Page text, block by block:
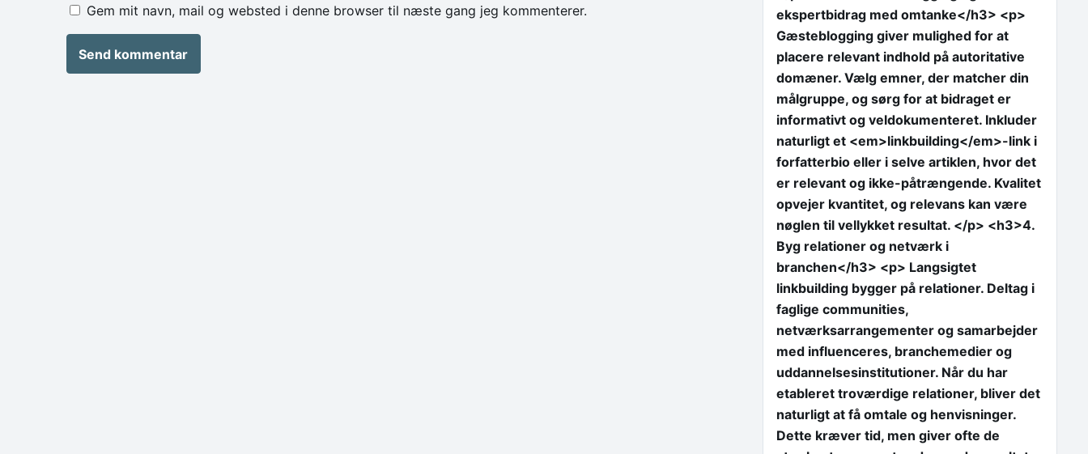
Gem mit navn, mail og websted i denne browser til næste gang jeg kommenterer.
ekspertbidrag med omtanke</h3> <p>
Gæsteblogging giver mulighed for at
placere relevant indhold på autoritative
domæner. Vælg emner, der matcher din
målgruppe, og sørg for at bidraget er
informativt og veldokumenteret. Inkluder
naturligt et <em>linkbuilding</em>-link i
forfatterbio eller i selve artiklen, hvor det
er relevant og ikke-påtrængende. Kvalitet
opvejer kvantitet, og relevans kan være
nøglen til vellykket resultat. </p> <h3>4.
Byg relationer og netværk i
branchen</h3> <p> Langsigtet
linkbuilding bygger på relationer. Deltag i
faglige communities,
netværksarrangementer og samarbejder
med influenceres, branchemedier og
uddannelsesinstitutioner. Når du har
etableret troværdige relationer, bliver det
naturligt at få omtale og henvisninger.
Dette kræver tid, men giver ofte de